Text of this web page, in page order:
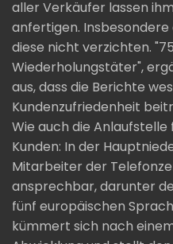
aller Verkäufer lassen
anfertigen.
diese nicht verzichten.
Wiederholungstäter",
aus, dass die Berichte
Kundenzufriedenheit
Wie auch die
Kunden: In der
Mitarbeiter der
ansprechbar, darunter
fünf europäischen
kümmert sich nach